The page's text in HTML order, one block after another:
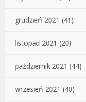
grudzień 2021 (41)
listopad 2021 (20)
październik 2021 (44)
wrzesień 2021 (40)